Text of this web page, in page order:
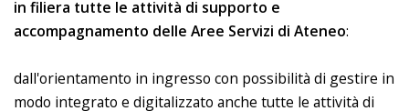
in filiera tutte le attività di supporto e
accompagnamento delle Aree Servizi di Ateneo:
dall'orientamento in ingresso con possibilità di gestire in
modo integrato e digitalizzato anche tutte le attività di